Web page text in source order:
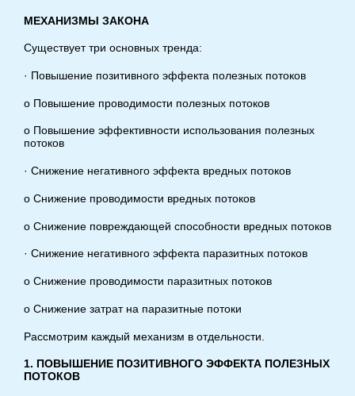
МЕХАНИЗМЫ ЗАКОНА
Существует три основных тренда:
· Повышение позитивного эффекта полезных потоков
o Повышение проводимости полезных потоков
o Повышение эффективности использования полезных
потоков
· Снижение негативного эффекта вредных потоков
o Снижение проводимости вредных потоков
o Снижение повреждающей способности вредных потоков
· Снижение негативного эффекта паразитных потоков
o Снижение проводимости паразитных потоков
o Снижение затрат на паразитные потоки
Рассмотрим каждый механизм в отдельности.
1. ПОВЫШЕНИЕ ПОЗИТИВНОГО ЭФФЕКТА ПОЛЕЗНЫХ
ПОТОКОВ